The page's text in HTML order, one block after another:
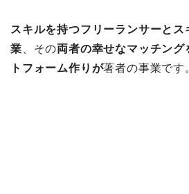
スキルを持つフリーランサーと
業 、その両者の幸せなマッチング
トフォーム作りが著者の事業です